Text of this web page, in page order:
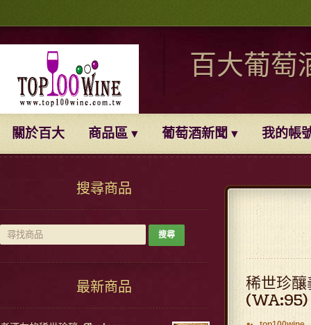
百大葡萄
關於百大 商品區 葡萄酒新聞 我的帳
搜尋商品
最新商品
稀世珍
(WA:95)